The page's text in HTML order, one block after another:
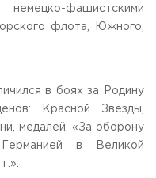
фашистскими
флота, Южного,
в боях за Родину
Красной Звезды,
медалей: «За оборону
в Великой